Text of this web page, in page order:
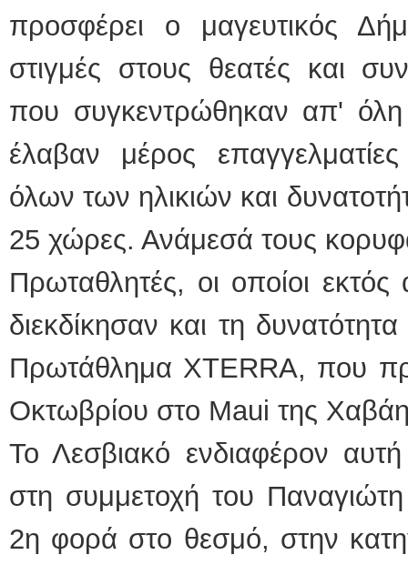
προσφέρει ο μαγευτικός
στιγμές στους θεατές και
που συγκεντρώθηκαν απ'
έλαβαν μέρος
όλων των ηλικιών και
25 χώρες. Ανάμεσά τους
Πρωταθλητές, οι οποίοι
διεκδίκησαν και τη
Πρωτάθλημα XTERRA, που
Οκτωβρίου στο Maui της
Το Λεσβιακό ενδιαφέρον αυτή
στη συμμετοχή του
2η φορά στο θεσμό, στην